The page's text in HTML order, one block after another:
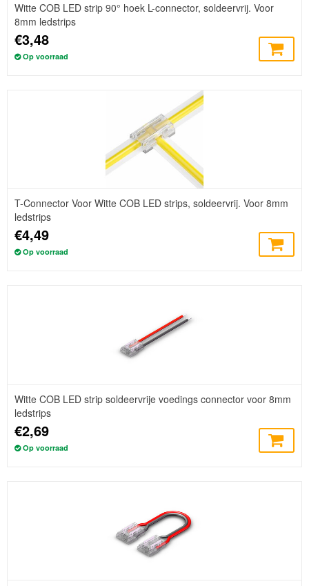
Witte COB LED strip 90° hoek L-connector, soldeervrij. Voor
8mm ledstrips
€3,48
Op voorraad
T-Connector Voor Witte COB LED strips, soldeervrij. Voor 8mm
ledstrips
€4,49
Op voorraad
Witte COB LED strip soldeervrije voedings connector voor 8mm
ledstrips
€2,69
Op voorraad